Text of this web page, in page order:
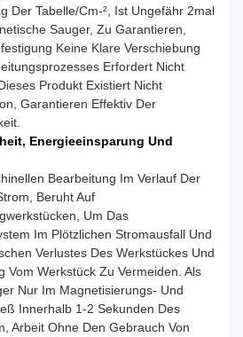
Der Tabelle/cm-², Ist Ungefähr 2mal
Sauger, Zu Garantieren,
Keine Klare Verschiebung
Erfordert Nicht
Produkt Existiert Nicht
Garantieren Effektiv Der
Energieeinsparung Und
Bearbeitung Im Verlauf Der
Beruht Auf
Um Das
Im Plötzlichen Stromausfall Und
Verlustes Des Werkstückes Und
Vom Werkstück Zu Vermeiden. Als
Nur Im Magnetisierungs- Und
Innerhalb 1-2 Sekunden Des
Arbeit Ohne Den Gebrauch Von